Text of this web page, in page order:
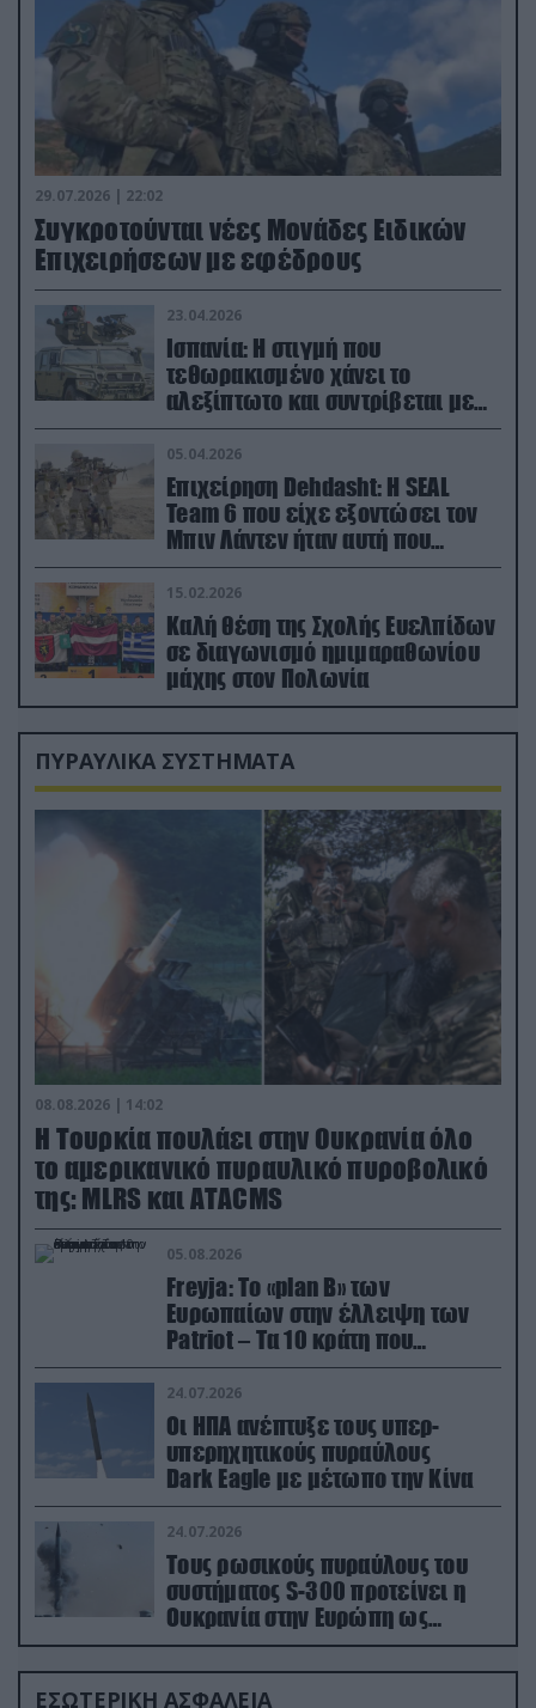
29.07.2026 | 22:02
Συγκροτούνται νέες Μονάδες Ειδικών
Επιχειρήσεων με εφέδρους
23.04.2026
Ισπανία: Η στιγμή που
τεθωρακισμένο χάνει το
αλεξίπτωτο και συντρίβεται με
ορμή στο έδαφος (βίντεο)
05.04.2026
Επιχείρηση Dehdasht: Η SEAL
Team 6 που είχε εξοντώσει τον
Μπιν Λάντεν ήταν αυτή που
διέσωσε τον πιλότο του F-15
15.02.2026
Καλή θέση της Σχολής Ευελπίδων
σε διαγωνισμό ημιμαραθωνίου
μάχης στον Πολωνία
ΠΥΡΑΥΛΙΚΑ ΣΥΣΤΗΜΑΤΑ
08.08.2026 | 14:02
Η Τουρκία πουλάει στην Ουκρανία όλο
το αμερικανικό πυραυλικό πυροβολικό
της: MLRS και ΑΤΑCMS
05.08.2026
Freyja: Το «plan Β» των
Ευρωπαίων στην έλλειψη των
Patriot – Τα 10 κράτη που
συμμετέχουν στο δίκτυο
συνεργασίας
24.07.2026
Οι ΗΠΑ ανέπτυξε τους υπερ-
υπερηχητικούς πυραύλους
Dark Eagle με μέτωπο την Κίνα
24.07.2026
Τους ρωσικούς πυραύλους του
συστήματος S-300 προτείνει η
Ουκρανία στην Ευρώπη ως
αντιβαλλιστικό σύστημα
ΕΣΩΤΕΡΙΚΗ ΑΣΦΑΛΕΙΑ